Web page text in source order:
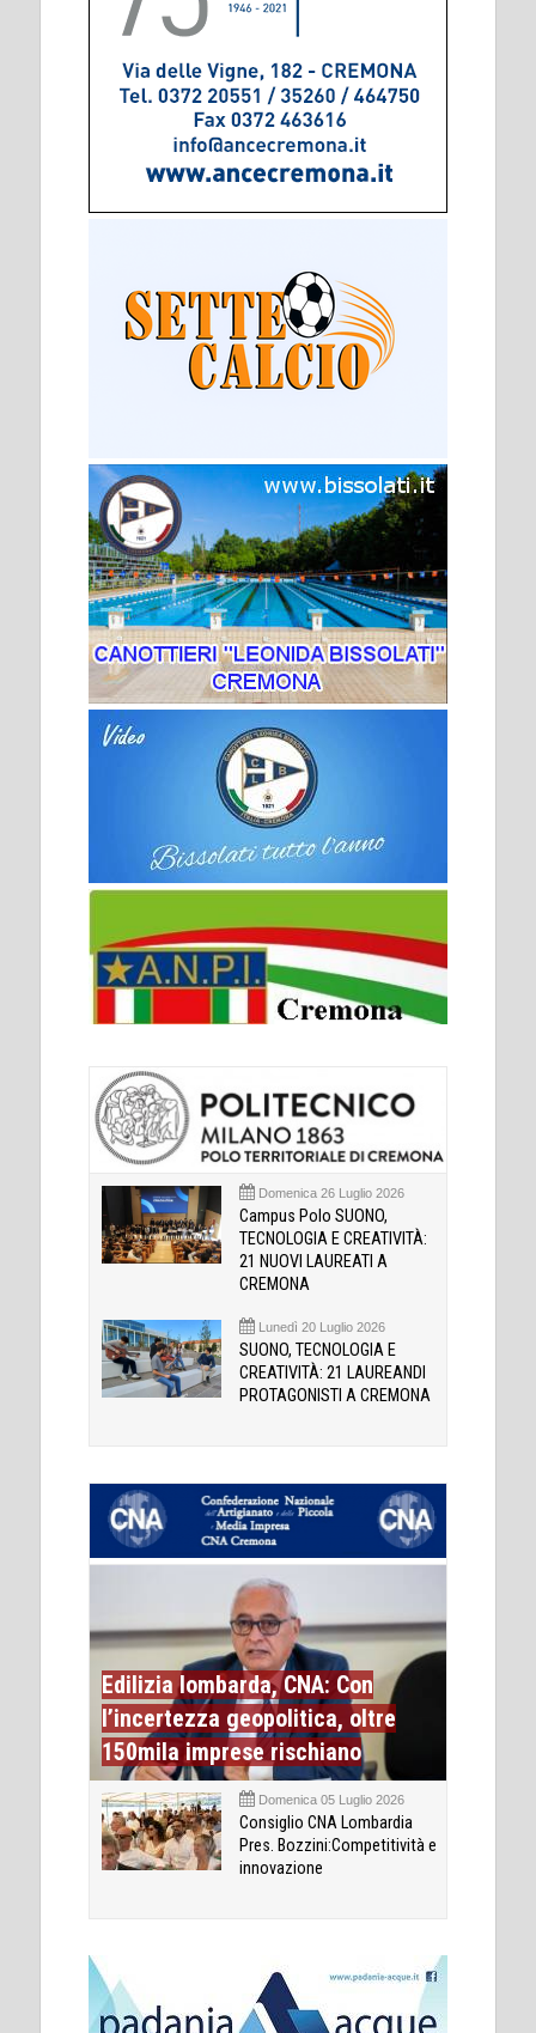
Domenica 26 Luglio 2026
Campus Polo SUONO,
TECNOLOGIA E CREATIVITÀ:
21 NUOVI LAUREATI A
CREMONA
Lunedì 20 Luglio 2026
SUONO, TECNOLOGIA E
CREATIVITÀ: 21 LAUREANDI
PROTAGONISTI A CREMONA
Edilizia lombarda, CNA: Con
l’incertezza geopolitica, oltre
150mila imprese rischiano
Domenica 05 Luglio 2026
Consiglio CNA Lombardia
Pres. Bozzini:Competitività e
innovazione